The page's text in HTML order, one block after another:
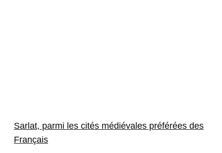
Sarlat, parmi les cités médiévales préférées des
Français